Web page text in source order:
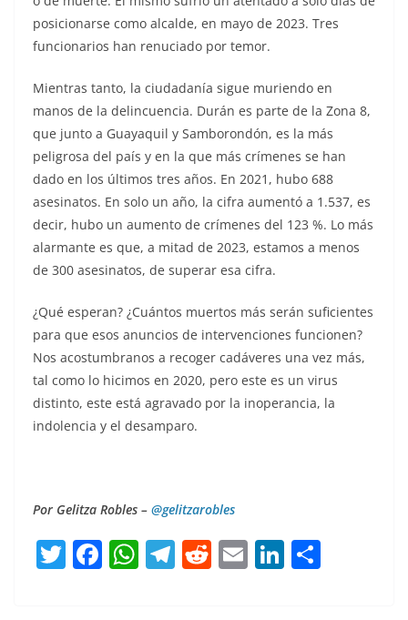
posicionarse como alcalde, en mayo de 2023. Tres
funcionarios han renuciado por temor.
Mientras tanto, la ciudadanía sigue muriendo en
manos de la delincuencia. Durán es parte de la Zona 8,
que junto a Guayaquil y Samborondón, es la más
peligrosa del país y en la que más crímenes se han
dado en los últimos tres años. En 2021, hubo 688
asesinatos. En solo un año, la cifra aumentó a 1.537, es
decir, hubo un aumento de crímenes del 123 %. Lo más
alarmante es que, a mitad de 2023, estamos a menos
de 300 asesinatos, de superar esa cifra.
¿Qué esperan? ¿Cuántos muertos más serán suficientes
para que esos anuncios de intervenciones funcionen?
Nos acostumbranos a recoger cadáveres una vez más,
tal como lo hicimos en 2020, pero este es un virus
distinto, este está agravado por la inoperancia, la
indolencia y el desamparo.
Por Gelitza Robles – @gelitzarobles
T F W T R E Li